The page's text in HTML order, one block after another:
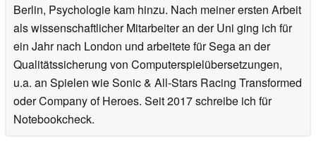
Berlin, Psychologie kam hinzu. Nach meiner ersten Arbeit
als wissenschaftlicher Mitarbeiter an der Uni ging ich für
ein Jahr nach London und arbeitete für Sega an der
Qualitätssicherung von Computerspielübersetzungen,
u.a. an Spielen wie Sonic & All-Stars Racing Transformed
oder Company of Heroes. Seit 2017 schreibe ich für
Notebookcheck.